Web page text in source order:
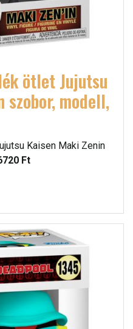
ötlet Jujutsu
szobor, modell,
Kaisen Maki Zenin
Ft